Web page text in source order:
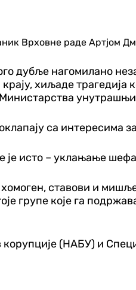
Врховне раде Артјом
дубље нагомилано
хиљаде трагедија
са интересима
је исто – уклањање
ставови и
групе које га
(НАБУ) и